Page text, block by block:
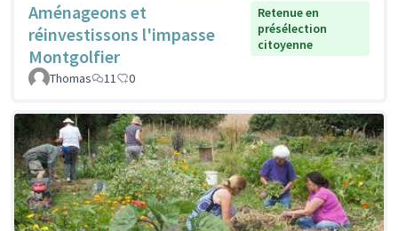
Aménageons et
réinvestissons l'impasse
Montgolfier
Retenue en
présélection
citoyenne
Thomas 11 0